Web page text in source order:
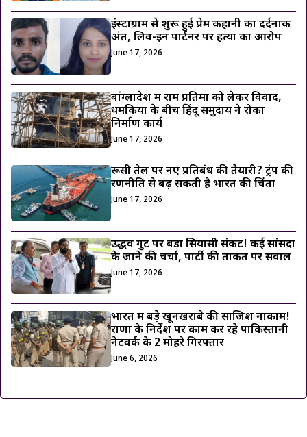
इंस्टाग्राम से शुरू हुई प्रेम कहानी का दर्दनाक
अंत, लिव-इन पार्टनर पर हत्या का आरोप
June 17, 2026
बांग्लादेश में राम प्रतिमा को लेकर विवाद,
धमकियों के बीच हिंदू समुदाय ने रोका
निर्माण कार्य
June 17, 2026
रूसी तेल पर नए प्रतिबंध की तैयारी? ट्रंप की
रणनीति से बढ़ सकती है भारत की चिंता
June 17, 2026
उद्धव गुट पर बड़ा सियासी संकट! कई सांसदों
के जाने की चर्चा, पार्टी की ताकत पर सवाल
June 17, 2026
भारत में बड़े खूनखराबे की साजिश नाकाम!
राणा के निर्देश पर काम कर रहे पाकिस्तानी
नेटवर्क के 2 मोहरे गिरफ्तार
June 6, 2026